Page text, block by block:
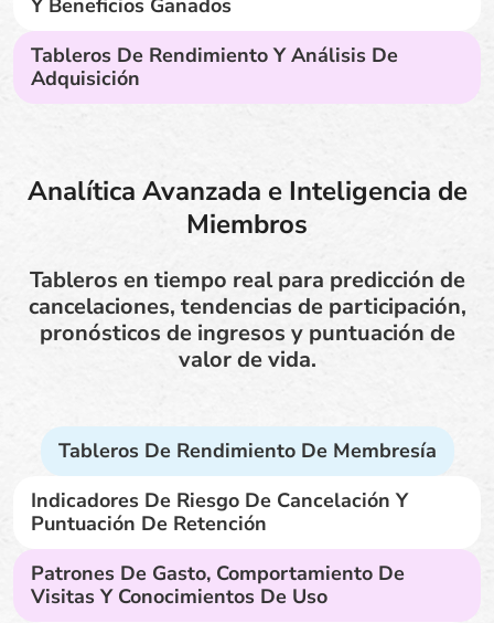
Tableros De Rendimiento Y Análisis De
Adquisición
Analítica Avanzada e Inteligencia de
Miembros
Tableros en tiempo real para predicción de
cancelaciones, tendencias de participación,
pronósticos de ingresos y puntuación de
valor de vida.
Tableros De Rendimiento De Membresía
Indicadores De Riesgo De Cancelación Y
Puntuación De Retención
Patrones De Gasto, Comportamiento De
Visitas Y Conocimientos De Uso